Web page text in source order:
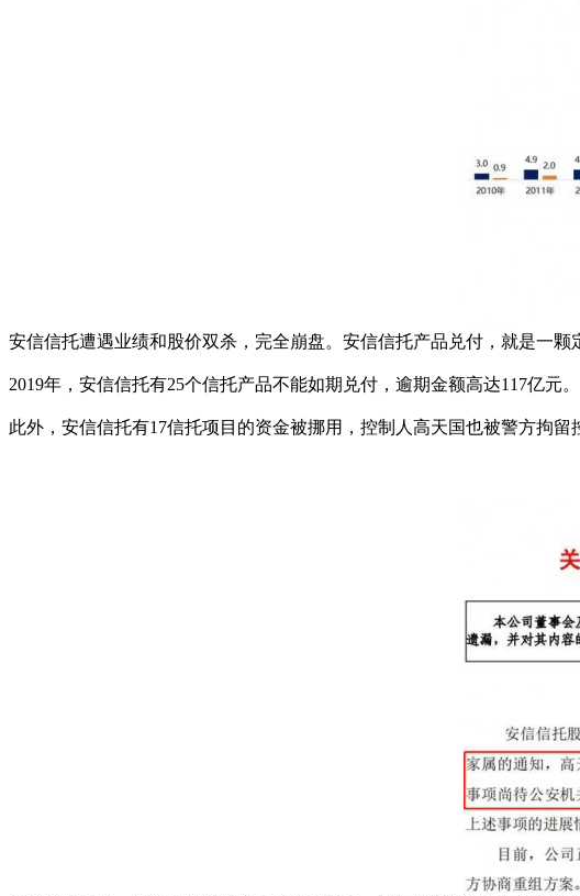
安信信托遭遇业绩和股价双杀，完全崩盘。安信信托产品兑付，就是一颗
2019年，安信信托有25个信托产品不能如期兑付，逾期金额高达117亿元。
此外，安信信托有17信托项目的资金被挪用，控制人高天国也被警方拘留